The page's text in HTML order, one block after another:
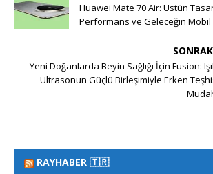
Huawei Mate 70 Air: Üstün
Performans ve Geleceğin Mobil
Yeni Doğanlarda Beyin Sağlığı İçin Fusion:
Ultrasonun Güçlü Birleşimiyle Erken
RAYHABER 🇹🇷